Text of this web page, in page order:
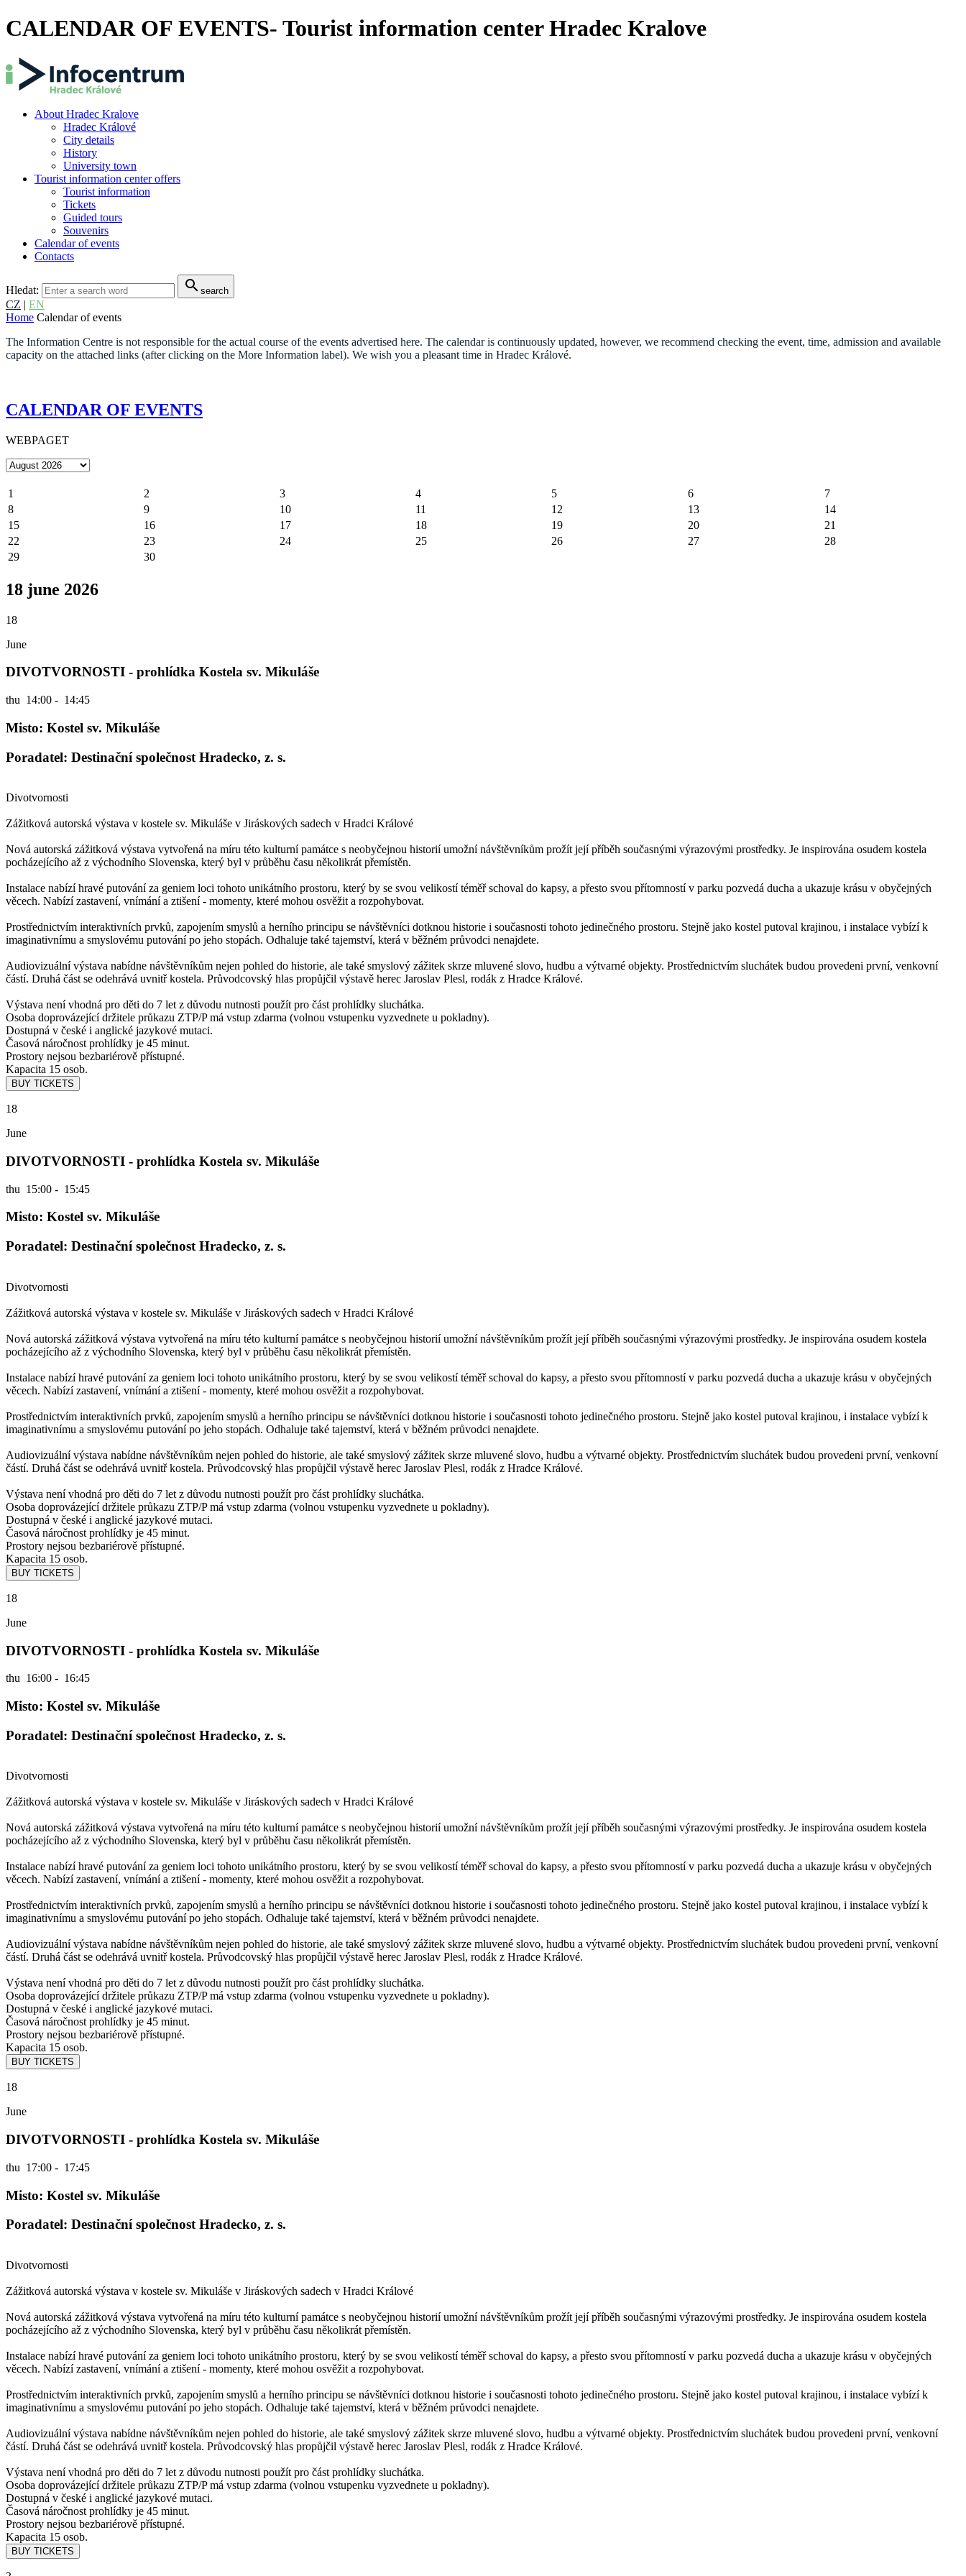
CALENDAR OF EVENTS- Tourist information center Hradec Kralove
About Hradec Kralove
Hradec Králové
City details
History
University town
Tourist information center offers
Tourist information
Tickets
Guided tours
Souvenirs
Calendar of events
Contacts
Hledat: search search
CZ | EN
Home Calendar of events
The Information Centre is not responsible for the actual course of the events advertised here. The calendar is continuously updated, however, we recommend checking the event, time, admission and available
capacity on the attached links (after clicking on the More Information label). We wish you a pleasant time in Hradec Králové.
CALENDAR OF EVENTS
WEBPAGET
1 2 3 4 5 6
7
8
9 10 11 12 13
14
15
16 17 18 19 20
21
22
23 24 25 26 27
28
29
30
18 june 2026
18
June
DIVOTVORNOSTI - prohlídka Kostela sv. Mikuláše
thu 14:00 - 14:45
Misto: Kostel sv. Mikuláše
Poradatel: Destinační společnost Hradecko, z. s.
Divotvornosti
Zážitková autorská výstava v kostele sv. Mikuláše v Jiráskových sadech v Hradci Králové
Nová autorská zážitková výstava vytvořená na míru této kulturní památce s neobyčejnou historií umožní návštěvníkům prožít její příběh současnými výrazovými prostředky. Je inspirována osudem kostela
pocházejícího až z východního Slovenska, který byl v průběhu času několikrát přemístěn.
Instalace nabízí hravé putování za geniem loci tohoto unikátního prostoru, který by se svou velikostí téměř schoval do kapsy, a přesto svou přítomností v parku pozvedá ducha a ukazuje krásu v obyčejných
věcech. Nabízí zastavení, vnímání a ztišení - momenty, které mohou osvěžit a rozpohybovat.
Prostřednictvím interaktivních prvků, zapojením smyslů a herního principu se návštěvníci dotknou historie i současnosti tohoto jedinečného prostoru. Stejně jako kostel putoval krajinou, i instalace vybízí k
imaginativnímu a smyslovému putování po jeho stopách. Odhaluje také tajemství, která v běžném průvodci nenajdete.
Audiovizuální výstava nabídne návštěvníkům nejen pohled do historie, ale také smyslový zážitek skrze mluvené slovo, hudbu a výtvarné objekty. Prostřednictvím sluchátek budou provedeni první, venkovní
částí. Druhá část se odehrává uvnitř kostela. Průvodcovský hlas propůjčil výstavě herec Jaroslav Plesl, rodák z Hradce Králové.
Výstava není vhodná pro děti do 7 let z důvodu nutnosti použít pro část prohlídky sluchátka.
Osoba doprovázející držitele průkazu ZTP/P má vstup zdarma (volnou vstupenku vyzvednete u pokladny).
Dostupná v české i anglické jazykové mutaci.
Časová náročnost prohlídky je 45 minut.
Prostory nejsou bezbariérově přístupné.
Kapacita 15 osob.
18
June
DIVOTVORNOSTI - prohlídka Kostela sv. Mikuláše
thu 15:00 - 15:45
Misto: Kostel sv. Mikuláše
Poradatel: Destinační společnost Hradecko, z. s.
Divotvornosti
Zážitková autorská výstava v kostele sv. Mikuláše v Jiráskových sadech v Hradci Králové
Nová autorská zážitková výstava vytvořená na míru této kulturní památce s neobyčejnou historií umožní návštěvníkům prožít její příběh současnými výrazovými prostředky. Je inspirována osudem kostela
pocházejícího až z východního Slovenska, který byl v průběhu času několikrát přemístěn.
Instalace nabízí hravé putování za geniem loci tohoto unikátního prostoru, který by se svou velikostí téměř schoval do kapsy, a přesto svou přítomností v parku pozvedá ducha a ukazuje krásu v obyčejných
věcech. Nabízí zastavení, vnímání a ztišení - momenty, které mohou osvěžit a rozpohybovat.
Prostřednictvím interaktivních prvků, zapojením smyslů a herního principu se návštěvníci dotknou historie i současnosti tohoto jedinečného prostoru. Stejně jako kostel putoval krajinou, i instalace vybízí k
imaginativnímu a smyslovému putování po jeho stopách. Odhaluje také tajemství, která v běžném průvodci nenajdete.
Audiovizuální výstava nabídne návštěvníkům nejen pohled do historie, ale také smyslový zážitek skrze mluvené slovo, hudbu a výtvarné objekty. Prostřednictvím sluchátek budou provedeni první, venkovní
částí. Druhá část se odehrává uvnitř kostela. Průvodcovský hlas propůjčil výstavě herec Jaroslav Plesl, rodák z Hradce Králové.
Výstava není vhodná pro děti do 7 let z důvodu nutnosti použít pro část prohlídky sluchátka.
Osoba doprovázející držitele průkazu ZTP/P má vstup zdarma (volnou vstupenku vyzvednete u pokladny).
Dostupná v české i anglické jazykové mutaci.
Časová náročnost prohlídky je 45 minut.
Prostory nejsou bezbariérově přístupné.
Kapacita 15 osob.
18
June
DIVOTVORNOSTI - prohlídka Kostela sv. Mikuláše
thu 16:00 - 16:45
Misto: Kostel sv. Mikuláše
Poradatel: Destinační společnost Hradecko, z. s.
Divotvornosti
Zážitková autorská výstava v kostele sv. Mikuláše v Jiráskových sadech v Hradci Králové
Nová autorská zážitková výstava vytvořená na míru této kulturní památce s neobyčejnou historií umožní návštěvníkům prožít její příběh současnými výrazovými prostředky. Je inspirována osudem kostela
pocházejícího až z východního Slovenska, který byl v průběhu času několikrát přemístěn.
Instalace nabízí hravé putování za geniem loci tohoto unikátního prostoru, který by se svou velikostí téměř schoval do kapsy, a přesto svou přítomností v parku pozvedá ducha a ukazuje krásu v obyčejných
věcech. Nabízí zastavení, vnímání a ztišení - momenty, které mohou osvěžit a rozpohybovat.
Prostřednictvím interaktivních prvků, zapojením smyslů a herního principu se návštěvníci dotknou historie i současnosti tohoto jedinečného prostoru. Stejně jako kostel putoval krajinou, i instalace vybízí k
imaginativnímu a smyslovému putování po jeho stopách. Odhaluje také tajemství, která v běžném průvodci nenajdete.
Audiovizuální výstava nabídne návštěvníkům nejen pohled do historie, ale také smyslový zážitek skrze mluvené slovo, hudbu a výtvarné objekty. Prostřednictvím sluchátek budou provedeni první, venkovní
částí. Druhá část se odehrává uvnitř kostela. Průvodcovský hlas propůjčil výstavě herec Jaroslav Plesl, rodák z Hradce Králové.
Výstava není vhodná pro děti do 7 let z důvodu nutnosti použít pro část prohlídky sluchátka.
Osoba doprovázející držitele průkazu ZTP/P má vstup zdarma (volnou vstupenku vyzvednete u pokladny).
Dostupná v české i anglické jazykové mutaci.
Časová náročnost prohlídky je 45 minut.
Prostory nejsou bezbariérově přístupné.
Kapacita 15 osob.
18
June
DIVOTVORNOSTI - prohlídka Kostela sv. Mikuláše
thu 17:00 - 17:45
Misto: Kostel sv. Mikuláše
Poradatel: Destinační společnost Hradecko, z. s.
Divotvornosti
Zážitková autorská výstava v kostele sv. Mikuláše v Jiráskových sadech v Hradci Králové
Nová autorská zážitková výstava vytvořená na míru této kulturní památce s neobyčejnou historií umožní návštěvníkům prožít její příběh současnými výrazovými prostředky. Je inspirována osudem kostela
pocházejícího až z východního Slovenska, který byl v průběhu času několikrát přemístěn.
Instalace nabízí hravé putování za geniem loci tohoto unikátního prostoru, který by se svou velikostí téměř schoval do kapsy, a přesto svou přítomností v parku pozvedá ducha a ukazuje krásu v obyčejných
věcech. Nabízí zastavení, vnímání a ztišení - momenty, které mohou osvěžit a rozpohybovat.
Prostřednictvím interaktivních prvků, zapojením smyslů a herního principu se návštěvníci dotknou historie i současnosti tohoto jedinečného prostoru. Stejně jako kostel putoval krajinou, i instalace vybízí k
imaginativnímu a smyslovému putování po jeho stopách. Odhaluje také tajemství, která v běžném průvodci nenajdete.
Audiovizuální výstava nabídne návštěvníkům nejen pohled do historie, ale také smyslový zážitek skrze mluvené slovo, hudbu a výtvarné objekty. Prostřednictvím sluchátek budou provedeni první, venkovní
částí. Druhá část se odehrává uvnitř kostela. Průvodcovský hlas propůjčil výstavě herec Jaroslav Plesl, rodák z Hradce Králové.
Výstava není vhodná pro děti do 7 let z důvodu nutnosti použít pro část prohlídky sluchátka.
Osoba doprovázející držitele průkazu ZTP/P má vstup zdarma (volnou vstupenku vyzvednete u pokladny).
Dostupná v české i anglické jazykové mutaci.
Časová náročnost prohlídky je 45 minut.
Prostory nejsou bezbariérově přístupné.
Kapacita 15 osob.